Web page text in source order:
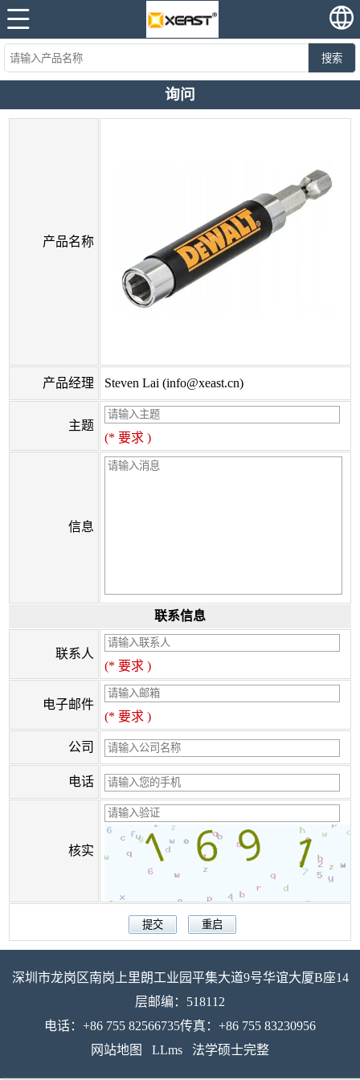
搜索
询问
产品名称
产品经理 Steven Lai (info@xeast.cn)
主题
(* 要求 )
信息
联系信息
联系人
(* 要求 )
电子邮件
(* 要求 )
公司
电话
核实
深圳市龙岗区南岗上里朗工业园平集大道9号华谊大厦B座14
层邮编：518112
电话：+86 755 82566735传真：+86 755 83230956
网站地图
LLms 法学硕士完整